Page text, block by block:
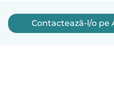
Contactează-l/o pe